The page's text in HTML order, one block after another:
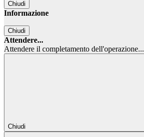
Chiudi
Informazione
Chiudi
Attendere...
Attendere il completamento dell'operazione...
Chiudi